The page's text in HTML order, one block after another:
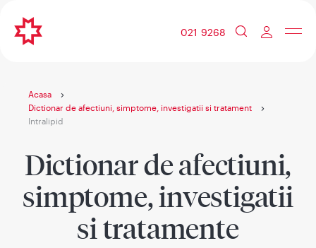
021 9268
Acasa
Dictionar de afectiuni, simptome, investigatii si tratament
Intralipid
Dictionar de afectiuni,
simptome, investigatii
si tratamente